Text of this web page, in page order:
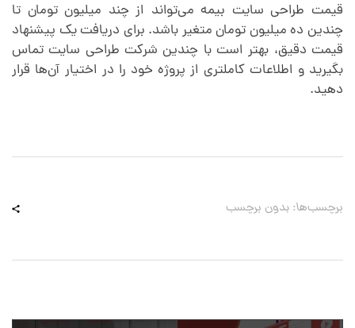
قیمت طراحی سایت بیمه می‌تواند از چند میلیون تومان تا
چندین ده میلیون تومان متغیر باشد. برای دریافت یک پیشنهاد
قیمت دقیق، بهتر است با چندین شرکت طراحی سایت تماس
بگیرید و اطلاعات کاملتری از پروژه خود را در اختیار آن‌ها قرار
دهید.
برچسب‌ها: بدون برچسب